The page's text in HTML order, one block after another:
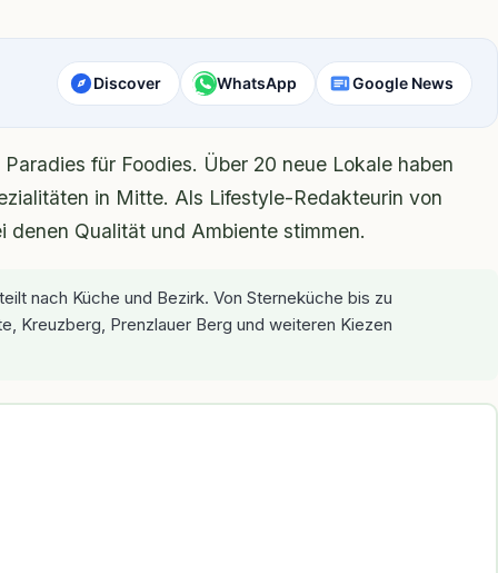
Discover WhatsApp Google News
für Foodies. Über 20 neue Lokale haben
in Mitte. Als Lifestyle-Redakteurin von
Qualität und Ambiente stimmen.
nach Küche und Bezirk. Von Sterneküche bis zu
Kreuzberg, Prenzlauer Berg und weiteren Kiezen